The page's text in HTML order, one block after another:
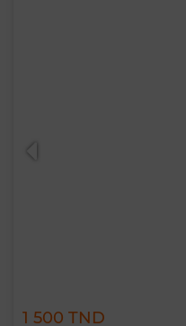
1 500 TND